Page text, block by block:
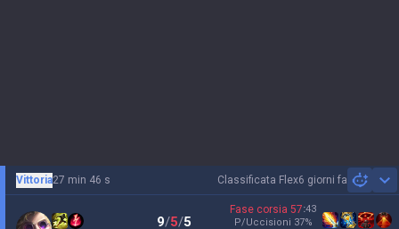
Classificata Flex6 giorni fa
Vittoria27 min 46 s
9/5/5
Fase corsia 57:43
P/Uccisioni 37%